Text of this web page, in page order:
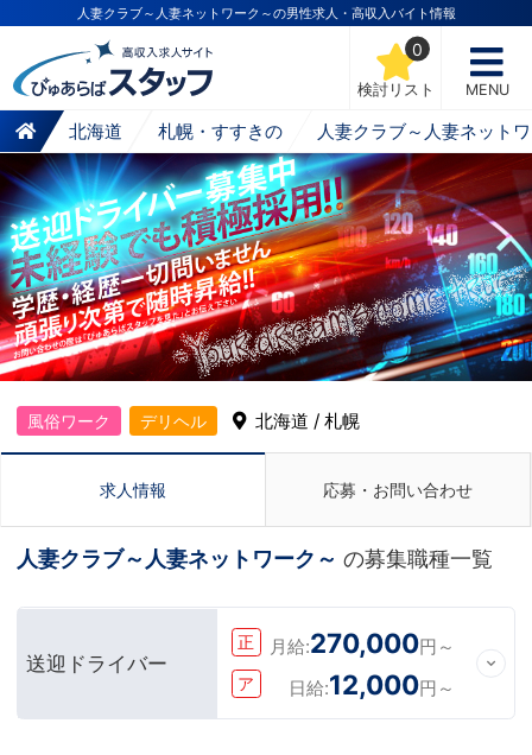
人妻クラブ～人妻ネットワーク～の男性求人・高収入バイト情報
検討リスト
0
MENU
北海道 札幌・すすきの 人妻クラブ～人妻ネット
風俗ワーク デリヘル 北海道 / 札幌
求人情報 応募・お問い合わせ
人妻クラブ～人妻ネットワーク～ の募集職種一覧
送迎ドライバー
正 月給:270,000円～
ア 日給:12,000円～